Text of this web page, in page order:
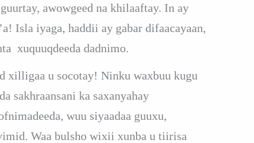
awowgeed na khilaaftay. In ay
Isla iyaga, haddii ay gabar difaacayaan,
xuquuqdeeda dadnimo.
xilligaa u socotay! Ninku waxbuu kugu
sakhraansani ka saxanyahay
wuu siyaadaa guuxu,
Waa bulsho wixii xunba u tiirisa